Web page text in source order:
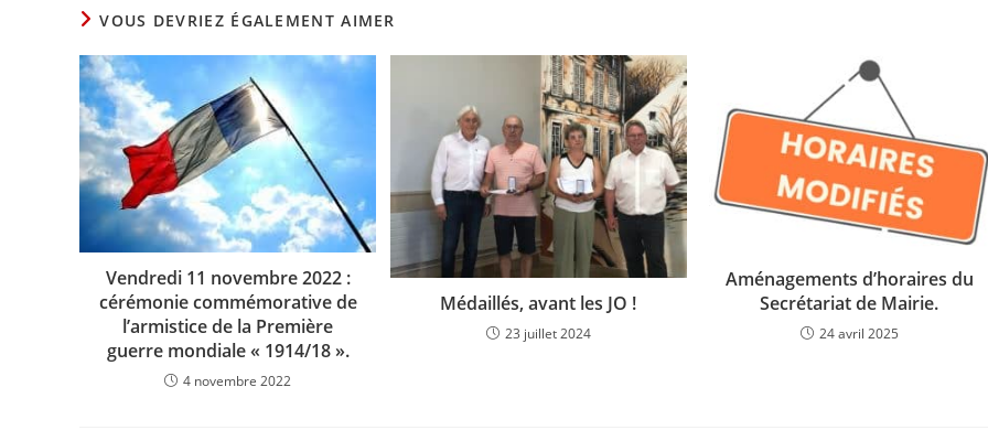
VOUS DEVRIEZ ÉGALEMENT AIMER
Vendredi 11 novembre 2022 :
cérémonie commémorative de
l’armistice de la Première
guerre mondiale « 1914/18 ».
4 novembre 2022
Médaillés, avant les JO !
23 juillet 2024
Aménagements d’horaires du
Secrétariat de Mairie.
24 avril 2025